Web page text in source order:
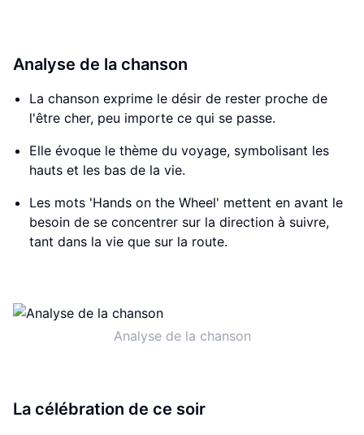
Analyse de la chanson
La chanson exprime le désir de rester proche de
l'être cher, peu importe ce qui se passe.
Elle évoque le thème du voyage, symbolisant les
hauts et les bas de la vie.
Les mots 'Hands on the Wheel' mettent en avant le
besoin de se concentrer sur la direction à suivre,
tant dans la vie que sur la route.
Analyse de la chanson
La célébration de ce soir